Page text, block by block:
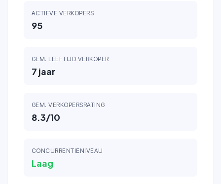
ACTIEVE VERKOPERS
95
GEM. LEEFTIJD VERKOPER
7 jaar
GEM. VERKOPERSRATING
8.3/10
CONCURRENTIENIVEAU
Laag